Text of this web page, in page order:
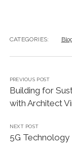
CATEGORIES:
PREVIOUS POST
Building for
with Architect
NEXT POST
5G Technology